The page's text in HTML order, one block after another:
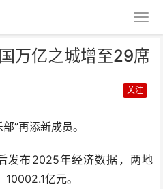
万亿之城增至29席
关注
”再添新成员。
布2025年经济数据，两地
亿元。
亿之城增至